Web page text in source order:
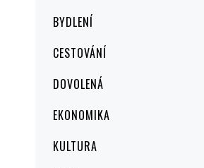
MenuBYDLENÍ
CESTOVÁNÍ
DOVOLENÁ
EKONOMIKA
KULTURA